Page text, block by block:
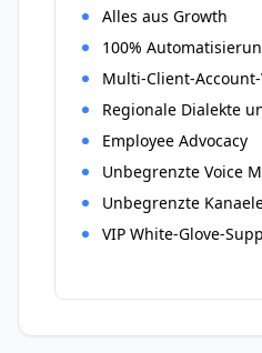
Alles aus Growth
100%
Multi-Client-
Regionale Dialekte
Employee Advocacy
Unbegrenzte Voice
Unbegrenzte
VIP White-Glove-